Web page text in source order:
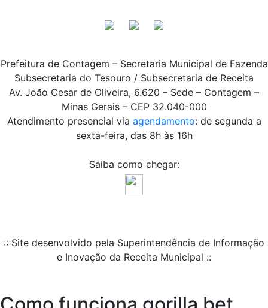
Prefeitura de Contagem – Secretaria Municipal de Fazenda
Subsecretaria do Tesouro / Subsecretaria de Receita
Av. João Cesar de Oliveira, 6.620 – Sede – Contagem –
Minas Gerais – CEP 32.040-000
Atendimento presencial via agendamento: de segunda a
sexta-feira, das 8h às 16h
Saiba como chegar:
:: Site desenvolvido pela Superintendência de Informação
e Inovação da Receita Municipal ::